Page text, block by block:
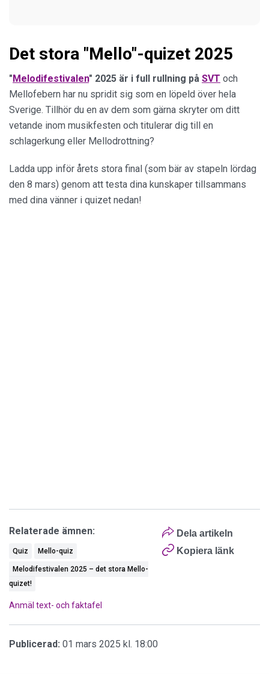
Det stora "Mello"-quizet 2025
"Melodifestivalen" 2025 är i full rullning på SVT och
Mellofebern har nu spridit sig som en löpeld över hela
Sverige. Tillhör du en av dem som gärna skryter om ditt
vetande inom musikfesten och titulerar dig till en
schlagerkung eller Mellodrottning?
Ladda upp inför årets stora final (som bär av stapeln lördag
den 8 mars) genom att testa dina kunskaper tillsammans
med dina vänner i quizet nedan!
Dela artikeln
Kopiera länk
Relaterade ämnen:
Quiz Mello-quiz
Melodifestivalen 2025 – det stora Mello-
quizet!
Anmäl text- och faktafel
Publicerad: 01 mars 2025 kl. 18:00